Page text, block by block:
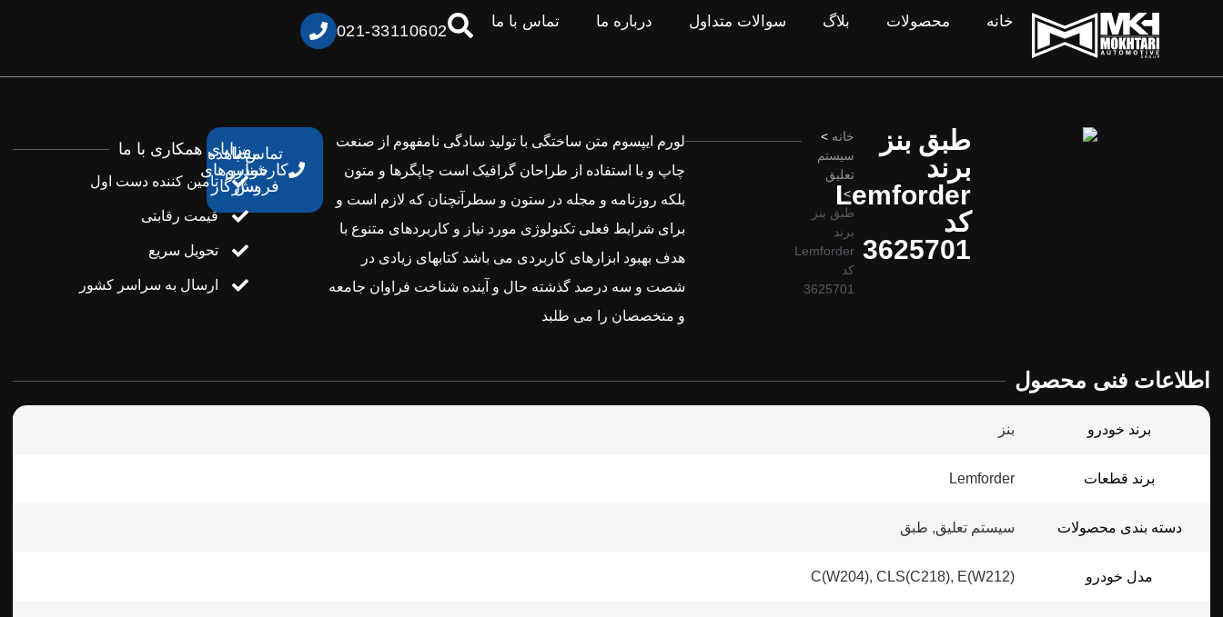
خانه محصولات بلاگ سوالات متداول درباره ما تماس با ما 021-33110602
طبق بنز
برند
Lemforder
کد
3625701
خانه >
سیستم
تعلیق
>
طبق بنز
برند
Lemforder
کد
3625701
لورم ایپسوم متن ساختگی با تولید سادگی نامفهوم از صنعت
چاپ و با استفاده از طراحان گرافیک است چاپگرها و متون
بلکه روزنامه و مجله در ستون و سطرآنچنان که لازم است و
برای شرایط فعلی تکنولوژی مورد نیاز و کاربردهای متنوع با
هدف بهبود ابزارهای کاربردی می باشد کتابهای زیادی در
شصت و سه درصد گذشته حال و آینده شناخت فراوان جامعه
و متخصصان را می طلبد
تماس با
کارشناس
فروش
مشاهده
خودروهای
سازگار
مزایای همکاری با ما
تامین کننده دست اول
قیمت رقابتی
تحویل سریع
ارسال به سراسر کشور
اطلاعات فنی محصول
برند خودرو بنز
برند قطعات Lemforder
دسته بندی محصولات سیستم تعلیق, طبق
مدل خودرو C(W204), CLS(C218), E(W212)